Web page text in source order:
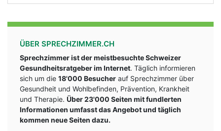
ÜBER SPRECHZIMMER.CH
Sprechzimmer ist der meistbesuchte Schweizer
Gesundheitsratgeber im Internet. Täglich informieren
sich um die 18'000 Besucher auf Sprechzimmer über
Gesundheit und Wohlbefinden, Prävention, Krankheit
und Therapie. Über 23'000 Seiten mit fundlerten
Informationen umfasst das Angebot und täglich
kommen neue Seiten dazu.